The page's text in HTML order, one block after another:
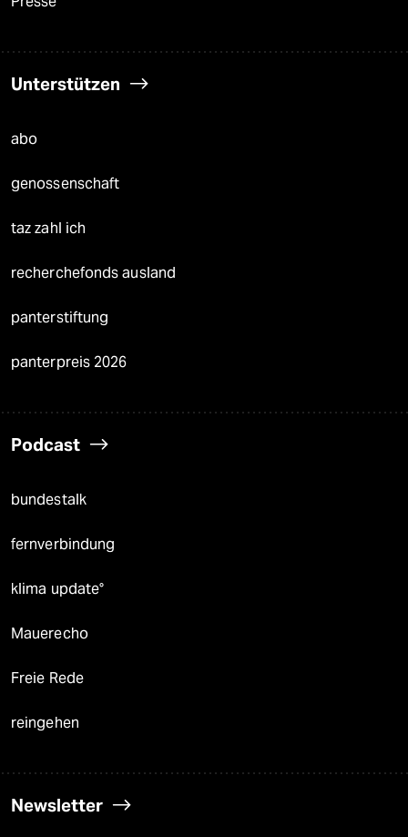
Unterstützen
abo
genossenschaft
taz zahl ich
recherchefonds ausland
panterstiftung
panterpreis 2026
Podcast
bundestalk
fernverbindung
klima update°
Mauerecho
Freie Rede
reingehen
Newsletter